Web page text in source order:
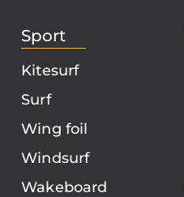
Sport
Kitesurf
Surf
Wing foil
Windsurf
Wakeboard